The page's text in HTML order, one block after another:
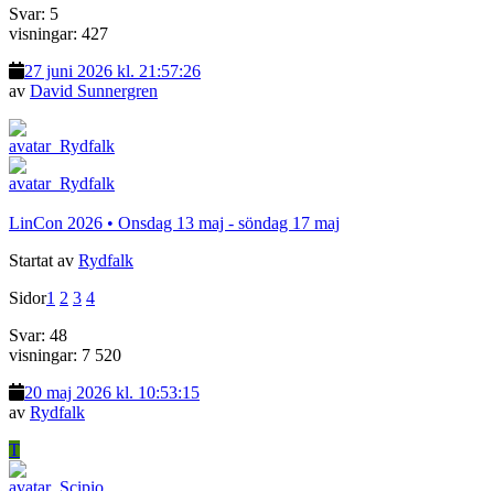
Svar: 5
visningar: 427
27 juni 2026 kl. 21:57:26
av David Sunnergren
LinCon 2026 • Onsdag 13 maj - söndag 17 maj
Startat av Rydfalk
Sidor1 2 3 4
Svar: 48
visningar: 7 520
20 maj 2026 kl. 10:53:15
av Rydfalk
T